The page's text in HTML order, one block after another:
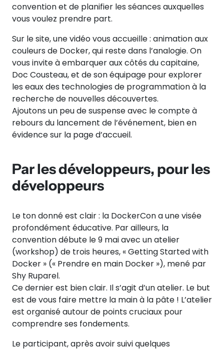
convention et de planifier les séances auxquelles
vous voulez prendre part.
Sur le site, une vidéo vous accueille : animation aux
couleurs de Docker, qui reste dans l’analogie. On
vous invite à embarquer aux côtés du capitaine,
Doc Cousteau, et de son équipage pour explorer
les eaux des technologies de programmation à la
recherche de nouvelles découvertes.
Ajoutons un peu de suspense avec le compte à
rebours du lancement de l’événement, bien en
évidence sur la page d’accueil.
Par les développeurs, pour les
développeurs
Le ton donné est clair : la DockerCon a une visée
profondément éducative. Par ailleurs, la
convention débute le 9 mai avec un atelier
(workshop) de trois heures, « Getting Started with
Docker » (« Prendre en main Docker »), mené par
Shy Ruparel.
Ce dernier est bien clair. Il s’agit d’un atelier. Le but
est de vous faire mettre la main à la pâte ! L’atelier
est organisé autour de points cruciaux pour
comprendre ses fondements.
Le participant, après avoir suivi quelques